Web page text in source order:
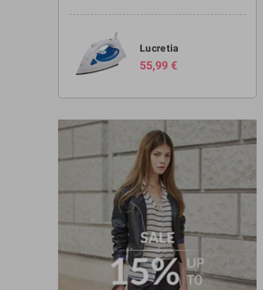
Lucretia
55,99 €